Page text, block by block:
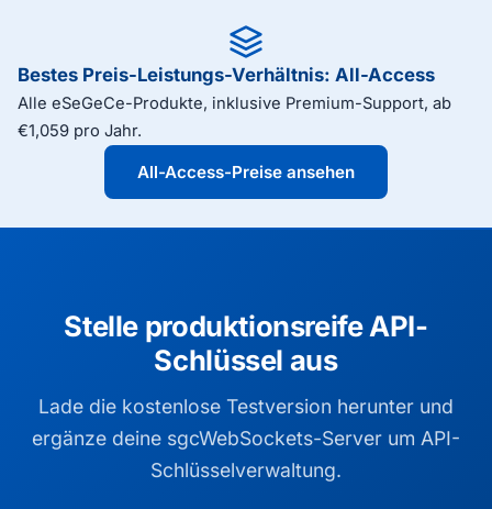
Bestes Preis-Leistungs-Verhältnis: All-Access
Alle eSeGeCe-Produkte, inklusive Premium-Support, ab
€1,059 pro Jahr.
All-Access-Preise ansehen
Stelle produktionsreife API-
Schlüssel aus
Lade die kostenlose Testversion herunter und
ergänze deine sgcWebSockets-Server um API-
Schlüsselverwaltung.